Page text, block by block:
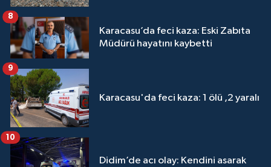
Karacasu’da feci kaza: Eski Zabıta
Müdürü hayatını kaybetti
8
Karacasu'da feci kaza: 1 ölü ,2 yaralı
9
Didim’de acı olay: Kendini asarak
10